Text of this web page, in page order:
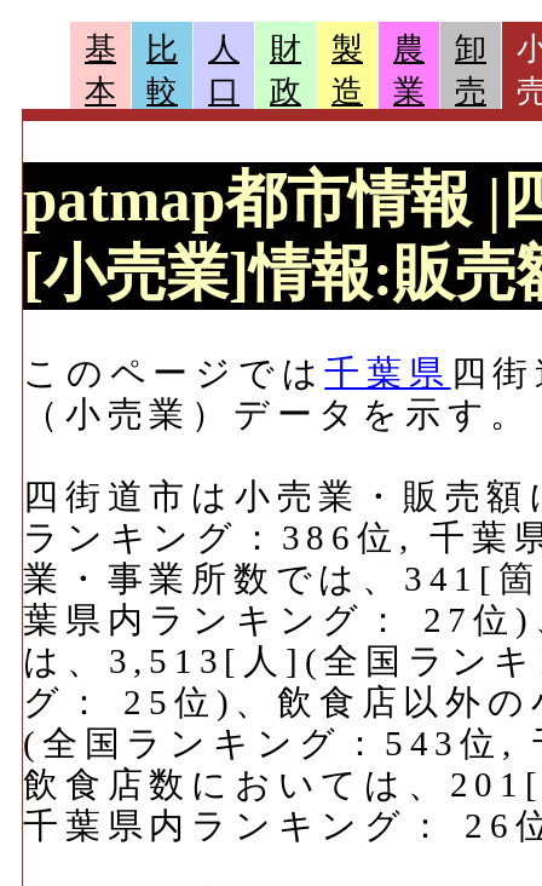
基
本
比
較
人
口
財
政
製
造
農
業
卸
売
patmap都市情報 |
[小売業]情報:販売
このページでは千葉県 四
（小売業）データを示す。
四街道市は小売業・販売
ランキング：386位, 千葉
業・事業所数では、341[
葉県内ランキング： 27位
は、3,513[人](全国ラン
グ： 25位)、飲食店以外
(全国ランキング：543位,
飲食店数においては、
千葉県内ランキング： 26